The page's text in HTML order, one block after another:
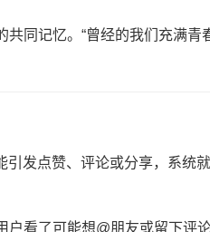
同记忆。“曾经的我们充满青
引发点赞、评论或分享，系统
看了可能想@朋友或留下评